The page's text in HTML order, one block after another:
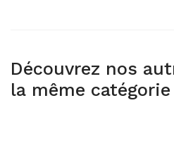
Découvrez nos
la même catégorie